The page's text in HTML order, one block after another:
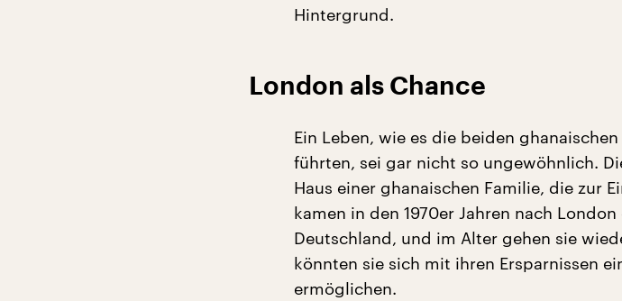
Hintergrund.
London als Chance
Ein Leben, wie es die beiden
führten, sei gar nicht so ungewöhnlich.
Haus einer ghanaischen Familie, die zur
kamen in den 1970er Jahren nach
Deutschland, und im Alter gehen sie
könnten sie sich mit ihren Ersparnissen
ermöglichen.